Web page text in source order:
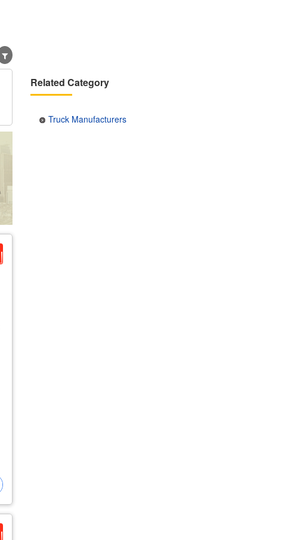
Related Category
Truck Manufacturers